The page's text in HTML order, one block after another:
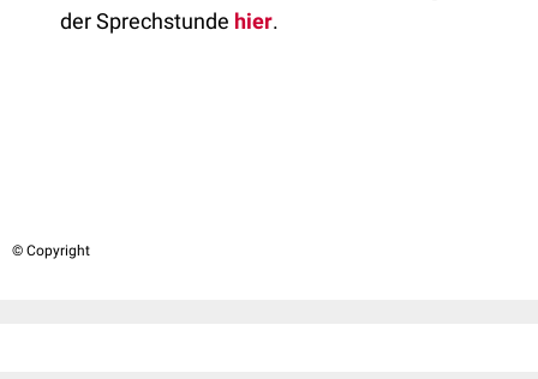
der Sprechstunde hier.
© Copyright